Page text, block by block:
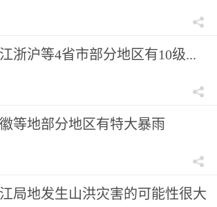
浙沪等4省市部分地区有10级...
等地部分地区有特大暴雨
局地发生山洪灾害的可能性很大